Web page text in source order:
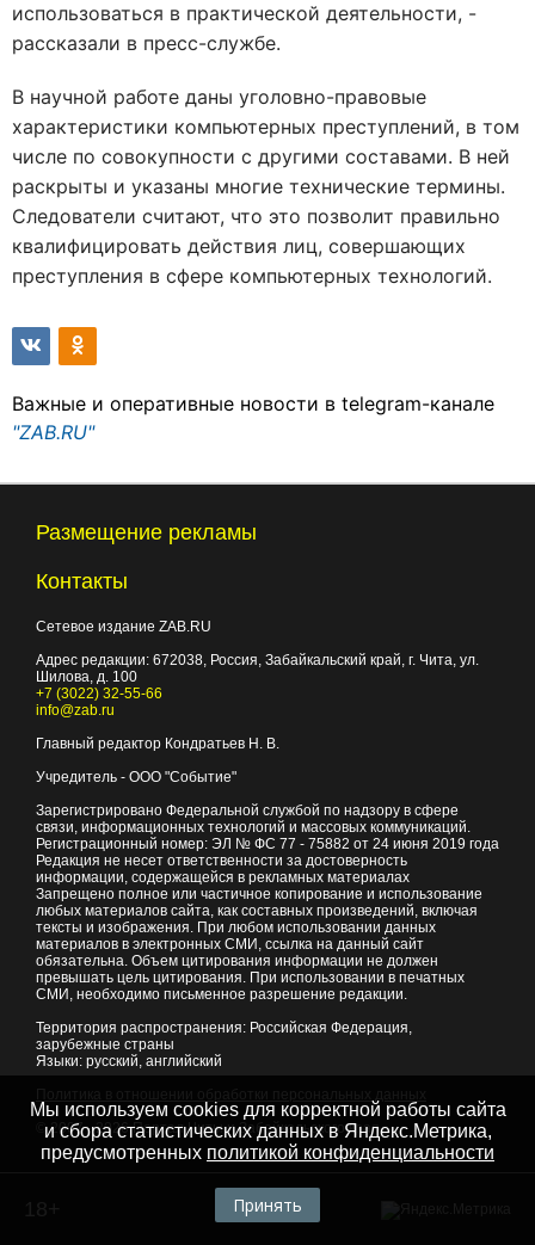
использоваться в практической деятельности, -
рассказали в пресс-службе.
В научной работе даны уголовно-правовые
характеристики компьютерных преступлений, в том
числе по совокупности с другими составами. В ней
раскрыты и указаны многие технические термины.
Следователи считают, что это позволит правильно
квалифицировать действия лиц, совершающих
преступления в сфере компьютерных технологий.
Важные и оперативные новости в telegram-канале
"ZAB.RU"
Размещение рекламы
Контакты
Сетевое издание ZAB.RU
Адрес редакции: 672038, Россия, Забайкальский край, г. Чита, ул.
Шилова, д. 100
+7 (3022) 32-55-66
info@zab.ru
Главный редактор Кондратьев Н. В.
Учредитель - ООО "Событие"
Зарегистрировано Федеральной службой по надзору в сфере
связи, информационных технологий и массовых коммуникаций.
Регистрационный номер: ЭЛ № ФС 77 - 75882 от 24 июня 2019 года
Редакция не несет ответственности за достоверность
информации, содержащейся в рекламных материалах
Запрещено полное или частичное копирование и использование
любых материалов сайта, как составных произведений, включая
тексты и изображения. При любом использовании данных
материалов в электронных СМИ, ссылка на данный сайт
обязательна. Объем цитирования информации не должен
превышать цель цитирования. При использовании в печатных
СМИ, необходимо письменное разрешение редакции.
Территория распространения: Российская Федерация,
зарубежные страны
Языки: русский, английский
© 2007 - 2026Портал Читы и Забайкальского края
Мы используем cookies для корректной работы сайта
и сбора статистических данных в Яндекс.Метрика,
предусмотренных политикой конфиденциальности
Принять